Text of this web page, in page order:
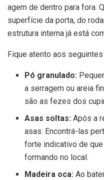
agem de dentro para fora.
superfície da porta, do
estrutura interna já está
Fique atento aos
Pó granulado:
a serragem ou areia
são as fezes dos
Asas soltas: Após a
asas. Encontrá-las
forte indicativo de
formando no local.
Madeira oca: Ao